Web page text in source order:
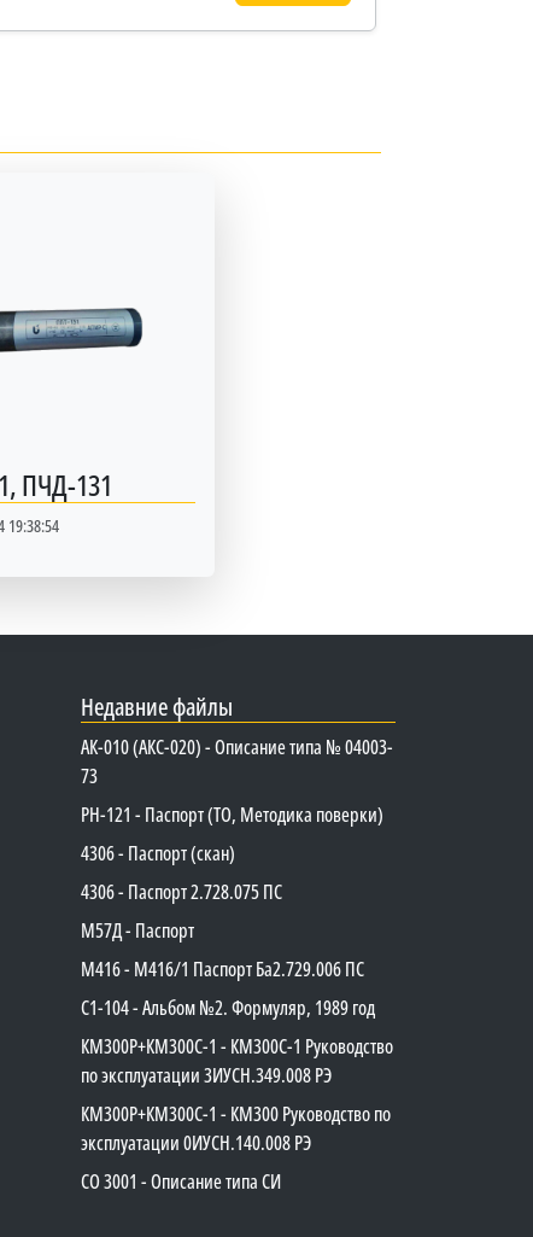
ПЧД-131
19:38:54
Недавние файлы
АК-010 (АКС-020) - Описание типа № 04003-
73
PH-121 - Паспорт (ТО, Методика поверки)
4306 - Паспорт (скан)
4306 - Паспорт 2.728.075 ПС
М57Д - Паспорт
М416 - М416/1 Паспорт Ба2.729.006 ПС
C1-104 - Альбом №2. Формуляр, 1989 год
КМ300Р+КМ300С-1 - КМ300C-1 Руководство
по эксплуатации 3ИУСН.349.008 РЭ
КМ300Р+КМ300С-1 - КМ300 Руководство по
эксплуатации 0ИУСН.140.008 РЭ
СО 3001 - Описание типа СИ